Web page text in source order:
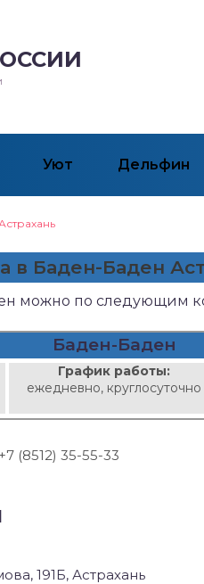
Уют Дельфин
в Баден-Баден
можно по следующим
Баден-Баден
График работы:
ежедневно, круглосуточно
+7 (8512) 35-55-33
191Б, Астрахань